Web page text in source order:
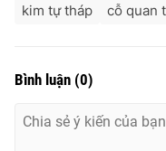
kim tự tháp
cỗ quan
Bình luận (0)